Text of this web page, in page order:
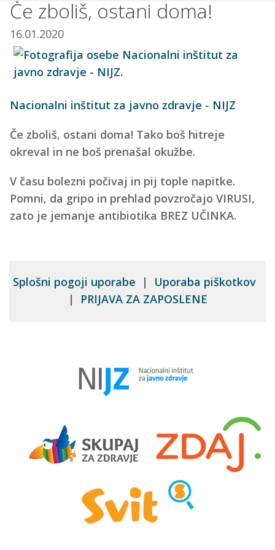
Če zboliš, ostani doma!
16.01.2020
Nacionalni inštitut za javno zdravje - NIJZ
Če zboliš, ostani doma! Tako boš hitreje
okreval in ne boš prenašal okužbe.
V času bolezni počivaj in pij tople napitke.
Pomni, da gripo in prehlad povzročajo VIRUSI,
zato je jemanje antibiotika BREZ UČINKA.
Splošni pogoji uporabe | Uporaba piškotkov
|
PRIJAVA ZA ZAPOSLENE